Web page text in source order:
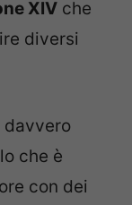
XIV che
diversi
davvero
che è
con dei